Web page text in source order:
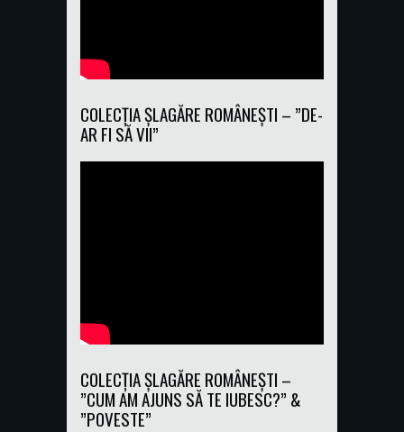
COLECȚIA ȘLAGĂRE ROMÂNEȘTI – ”DE-
AR FI SĂ VII”
COLECȚIA ȘLAGĂRE ROMÂNEȘTI –
”CUM AM AJUNS SĂ TE IUBESC?” &
”POVESTE”